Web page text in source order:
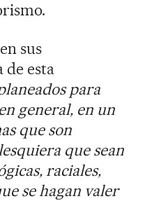
sus
de esta
para
general, en un
que son
que sean
raciales,
se hagan valer